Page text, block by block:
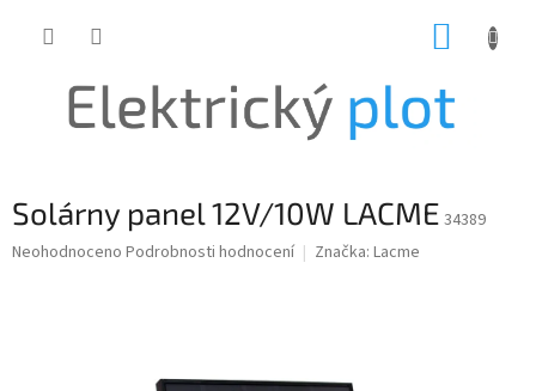
Solárny panel 12V/10W LACME 34389
Průměrné
Neohodnoceno Podrobnosti hodnocení Značka: Lacme